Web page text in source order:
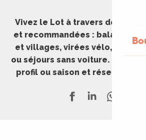
Vivez le Lot à travers des
et recommandées : balades en
et villages, virées vélo, week-
ou séjours sans voiture.
profil ou saison et réservez